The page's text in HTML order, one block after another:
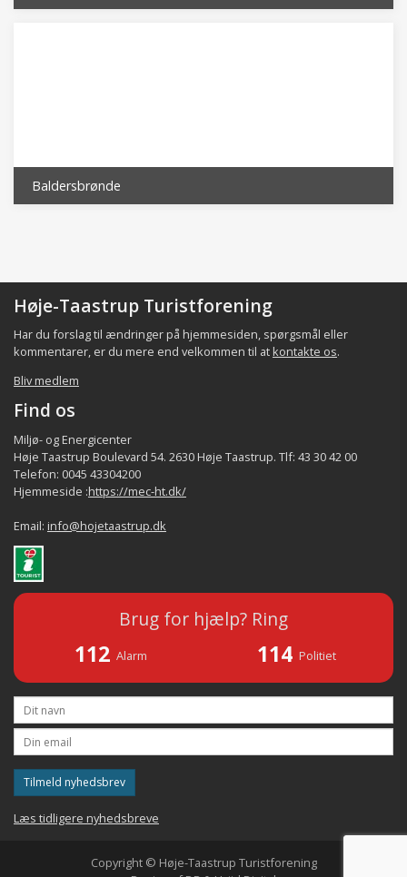
Baldersbrønde
Høje-Taastrup Turistforening
Har du forslag til ændringer på hjemmesiden, spørgsmål eller
kommentarer, er du mere end velkommen til at kontakte os.
Bliv medlem
Find os
Miljø- og Energicenter
Høje Taastrup Boulevard 54. 2630 Høje Taastrup. Tlf: 43 30 42 00
Telefon: 0045 43304200
Hjemmeside :https://mec-ht.dk/
Email: info@hojetaastrup.dk
Brug for hjælp? Ring
112 Alarm 114 Politiet
Tilmeld nyhedsbrev
Læs tidligere nyhedsbreve
Copyright © Høje-Taastrup Turistforening